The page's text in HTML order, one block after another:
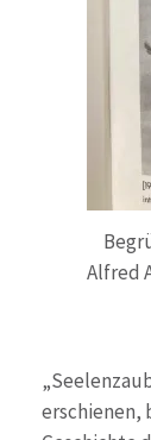
Alfred
erschienen,